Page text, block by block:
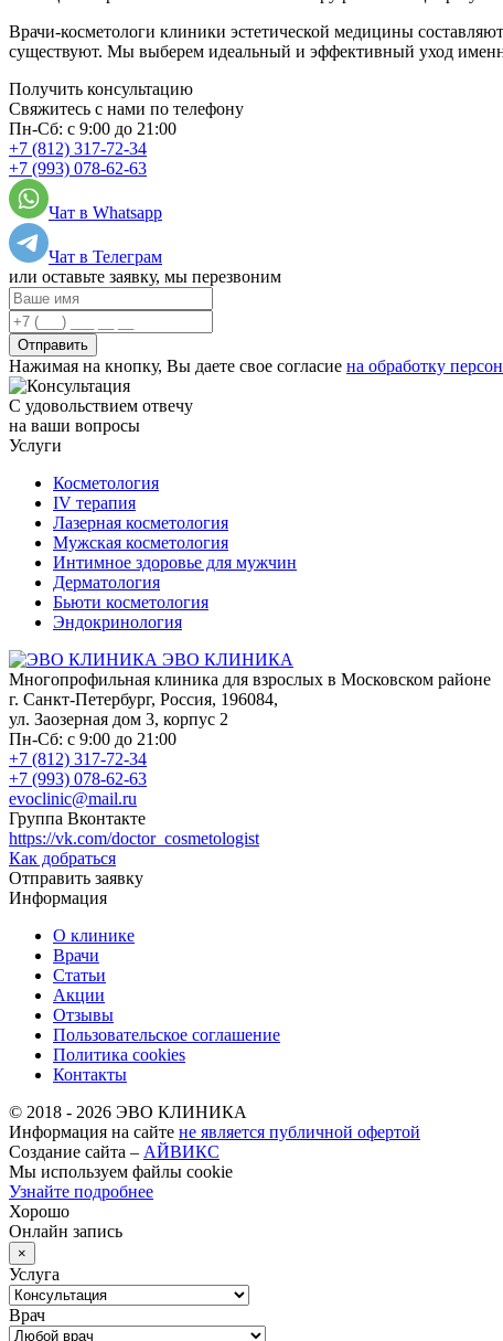
Врачи-косметологи клиники эстетической медицины
существуют. Мы выберем идеальный и эффективный уход
Получить консультацию
Свяжитесь с нами по телефону
Пн-Сб: с 9:00 до 21:00
+7 (812) 317-72-34
+7 (993) 078-62-63
Чат в Whatsapp
Чат в Телеграм
или оставьте заявку, мы перезвоним
Отправить
Нажимая на кнопку, Вы даете свое согласие на обработку
С удовольствием отвечу
на ваши вопросы
Услуги
Косметология
IV терапия
Лазерная косметология
Мужская косметология
Интимное здоровье для мужчин
Дерматология
Бьюти косметология
Эндокринология
ЭВО КЛИНИКА
Многопрофильная клиника для взрослых в Московском районе
г. Санкт-Петербург, Россия, 196084,
ул. Заозерная дом 3, корпус 2
Пн-Сб: с 9:00 до 21:00
+7 (812) 317-72-34
+7 (993) 078-62-63
evoclinic@mail.ru
Группа Вконтакте
https://vk.com/doctor_cosmetologist
Как добраться
Отправить заявку
Информация
О клинике
Врачи
Статьи
Акции
Отзывы
Пользовательское соглашение
Политика cookies
Контакты
© 2018 - 2026 ЭВО КЛИНИКА
Информация на сайте не является публичной офертой
Создание сайта – АЙВИКС
Мы используем файлы cookie
Узнайте подробнее
Хорошо
Онлайн запись
×
Услуга
Врач